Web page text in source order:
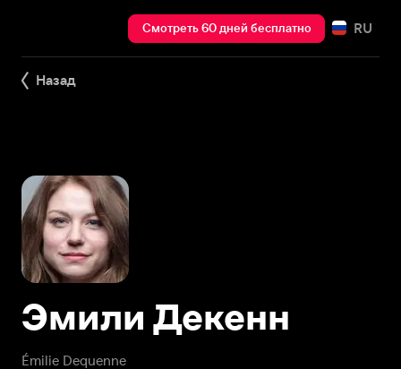
Смотреть 60 дней бесплатно RU
Назад
Émilie Dequenne
Эмили Декенн